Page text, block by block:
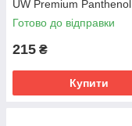
UW Premium Panthenol
Готово до відправки
215 ₴
Купити